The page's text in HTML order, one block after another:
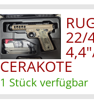
22/
CERAKOTE
1 Stück verfügbar